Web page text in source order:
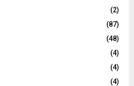
(2)
(87)
(48)
(4)
(4)
(4)